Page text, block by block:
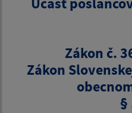
Zákon č.
Zákon
§